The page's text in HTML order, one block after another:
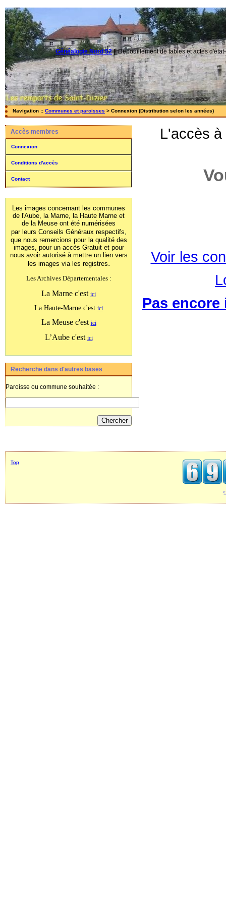
Généalogie Nord 52||Dépouillement de tables et actes
Navigation :: Communes et paroisses > Connexion (Distribution selon les années)
Accès membres
Connexion
Conditions d'accès
Contact
Les images concernant les communes
de l'Aube, la Marne, la Haute Marne et
de la Meuse ont été numérisées
par leurs Conseils Généraux respectifs,
que nous remercions pour la qualité des
images, pour un accès Gratuit et pour
nous avoir autorisé à mettre un lien vers
les images via les registres.
Les Archives Départementales :
La Marne c'est ici
La Haute-Marne c'est ici
La Meuse c'est ici
L’Aube c'est ici
Recherche dans d'autres bases
Paroisse ou commune souhaitée :
L'accès
Voir les
Pas
Top